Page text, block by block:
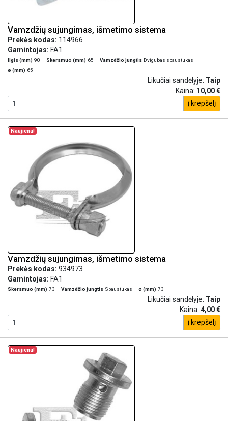
Vamzdžių sujungimas, išmetimo sistema
Prekės kodas: 114966
Gamintojas: FA1
Ilgis (mm) 90 Skersmuo (mm) 65 Vamzdžio jungtis Dvigubas spaustukas
ø (mm) 65
Likučiai sandėlyje: Taip
Kaina: 10,00 €
į krepšelį
Naujiena!
Vamzdžių sujungimas, išmetimo sistema
Prekės kodas: 934973
Gamintojas: FA1
Skersmuo (mm) 73 Vamzdžio jungtis Spaustukas ø (mm) 73
Likučiai sandėlyje: Taip
Kaina: 4,00 €
į krepšelį
Naujiena!